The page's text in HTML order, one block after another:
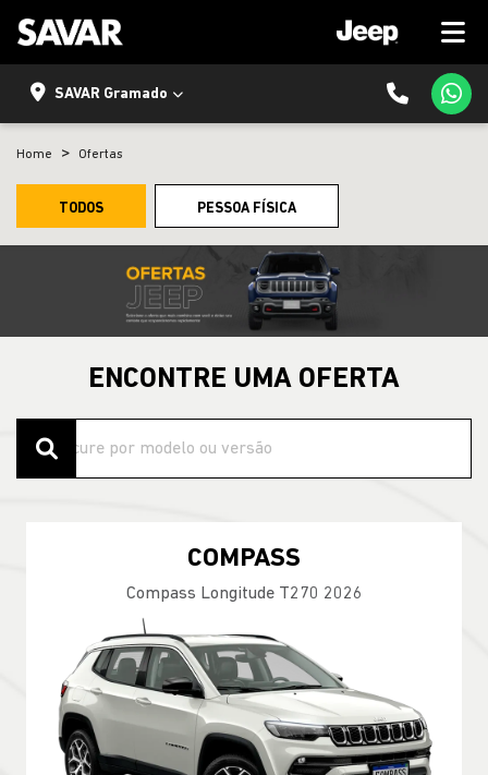
SAVAR Gramado
Home Ofertas
TODOS PESSOA FÍSICA
ENCONTRE UMA OFERTA
COMPASS
Compass Longitude T270 2026